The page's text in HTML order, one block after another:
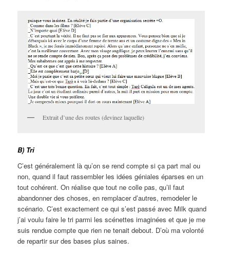
Extrait d’une des routes (devinez laquelle)
B) Tri
C’est généralement là qu’on se rend compte si ça part mal ou
non, quand il faut rassembler les idées géniales éparses en un
tout cohérent. On réalise que tout ne colle pas, qu’il faut
abandonner des choses, en remplacer d’autres, remodeler le
scénario. C’est exactement ce qui s’est passé avec Milk quand
j’ai voulu faire le tri parmi les scénettes imaginées et que je me
suis rendue compte que rien ne tenait debout. D’où ma volonté
de repartir sur des bases plus saines.